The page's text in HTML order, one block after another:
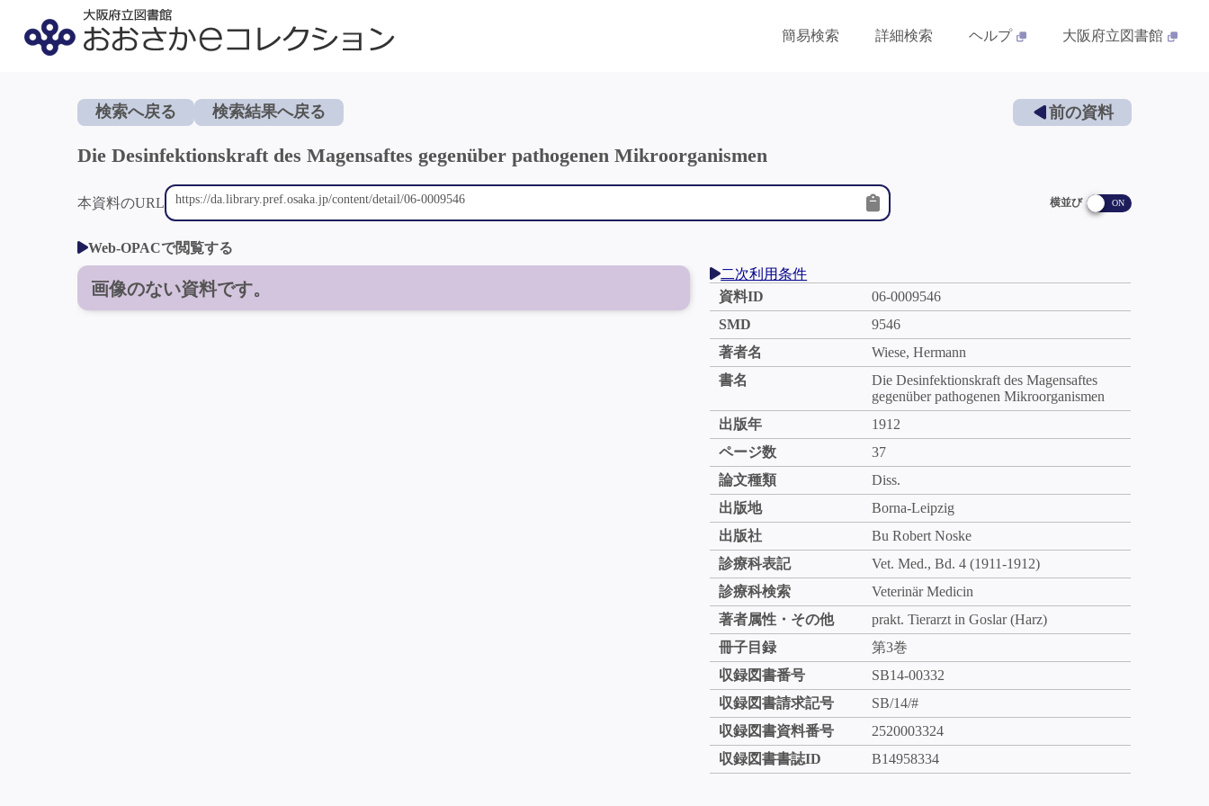
簡易検索 詳細検索 ヘルプ 大阪府立図書館
検索へ戻る 検索結果へ戻る 前の資料
Die Desinfektionskraft des Magensaftes gegenüber pathogenen Mikroorganismen
本資料のURL 横並び
Web-OPACで閲覧する
画像のない資料です。
二次利用条件
資料ID
06-0009546
SMD
9546
著者名
Wiese, Hermann
書名
Die Desinfektionskraft des Magensaftes
gegenüber pathogenen Mikroorganismen
出版年
1912
ページ数
37
論文種類
Diss.
出版地
Borna-Leipzig
出版社
Bu Robert Noske
診療科表記
Vet. Med., Bd. 4 (1911-1912)
診療科検索
Veterinär Medicin
著者属性・その他
prakt. Tierarzt in Goslar (Harz)
冊子目録
第3巻
収録図書番号
SB14-00332
収録図書請求記号
SB/14/#
収録図書資料番号
2520003324
収録図書書誌ID
B14958334